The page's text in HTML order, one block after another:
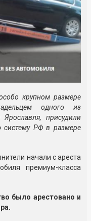
крупном размере
одного из
присудили
РФ в размере
начали с ареста
премиум-класса
было арестовано и